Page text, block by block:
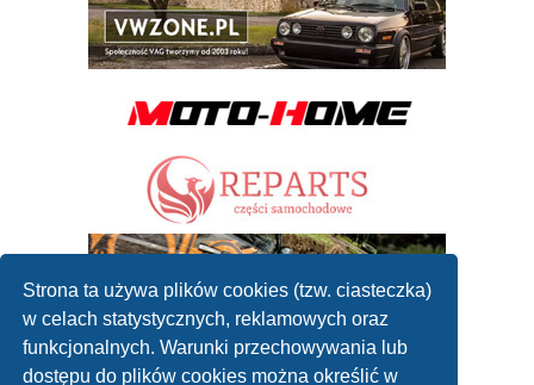
Strona ta używa plików cookies (tzw. ciasteczka)
w celach statystycznych, reklamowych oraz
funkcjonalnych. Warunki przechowywania lub
dostępu do plików cookies można określić w